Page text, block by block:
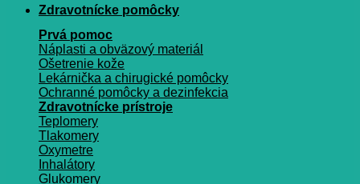
Zdravotnícke pomôcky
Prvá pomoc
Náplasti a obväzový materiál
Ošetrenie kože
Lekárnička a chirugické pomôcky
Ochranné pomôcky a dezinfekcia
Zdravotnícke prístroje
Teplomery
Tlakomery
Oxymetre
Inhalátory
Glukomery